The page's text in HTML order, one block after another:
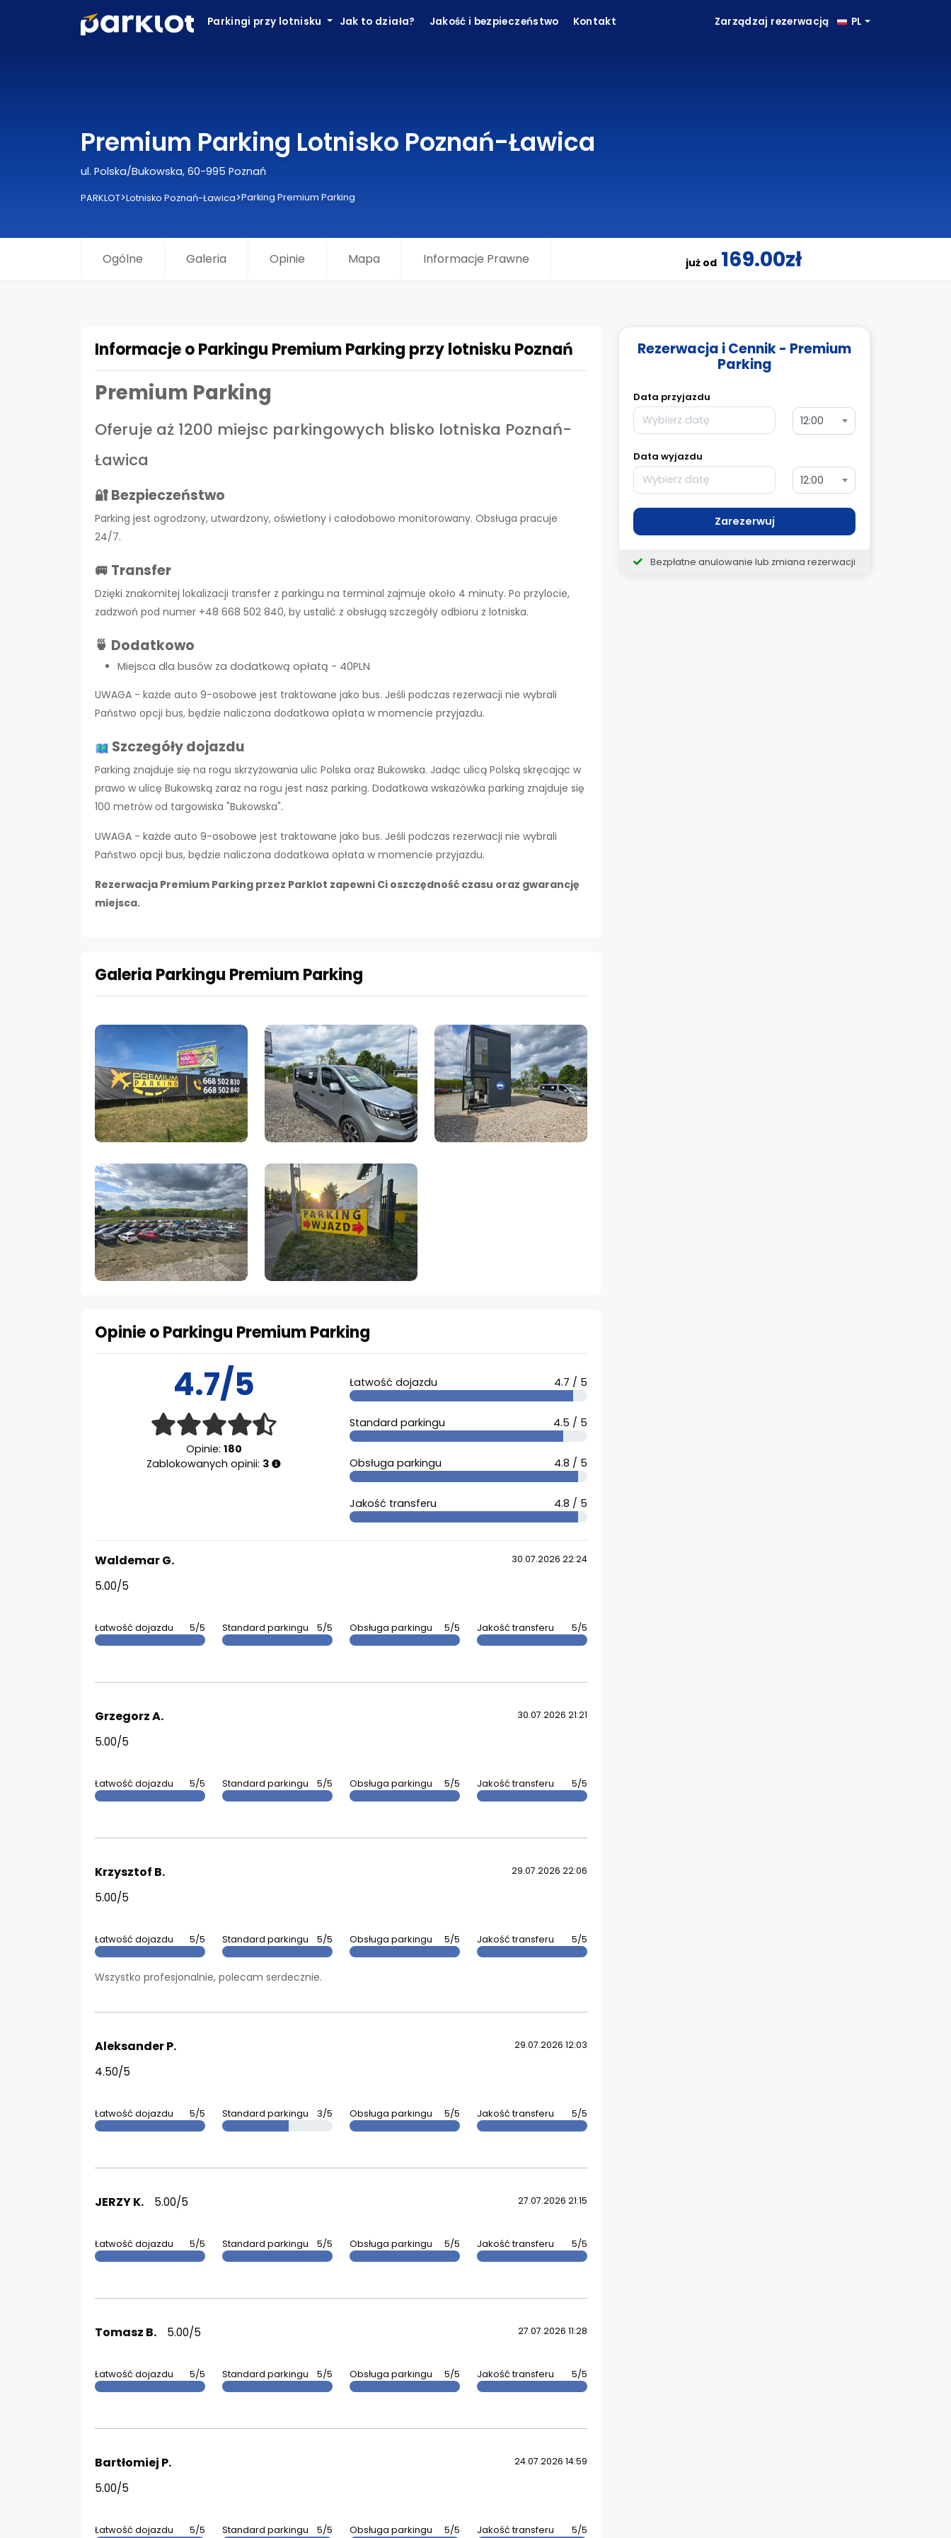
Parkingi przy lotnisku Jak to działa? Jakość i bezpieczeństwo Kontakt Zarządzaj rezerwacją PL
Premium Parking Lotnisko Poznań-Ławica
ul. Polska/Bukowska, 60-995 Poznań
PARKLOT>Lotnisko Poznań-Ławica>Parking Premium Parking
Ogólne Galeria Opinie Mapa Informacje Prawne już od 169.00zł
Informacje o Parkingu Premium Parking przy lotnisku Poznań
Premium Parking
Oferuje aż 1200 miejsc parkingowych blisko lotniska Poznań-
Ławica
🔐 Bezpieczeństwo
Parking jest ogrodzony, utwardzony, oświetlony i całodobowo monitorowany. Obsługa pracuje
24/7.
🚐 Transfer
Dzięki znakomitej lokalizacji transfer z parkingu na terminal zajmuje około 4 minuty. Po przylocie,
zadzwoń pod numer +48 668 502 840, by ustalić z obsługą szczegóły odbioru z lotniska.
🍵 Dodatkowo
Miejsca dla busów za dodatkową opłatą - 40PLN
UWAGA - każde auto 9-osobowe jest traktowane jako bus. Jeśli podczas rezerwacji nie wybrali
Państwo opcji bus, będzie naliczona dodatkowa opłata w momencie przyjazdu.
Szczegóły dojazdu
Parking znajduje się na rogu skrzyżowania ulic Polska oraz Bukowska. Jadąc ulicą Polską skręcając w
prawo w ulicę Bukowską zaraz na rogu jest nasz parking. Dodatkowa wskazówka parking znajduje się
100 metrów od targowiska "Bukowska".
UWAGA - każde auto 9-osobowe jest traktowane jako bus. Jeśli podczas rezerwacji nie wybrali
Państwo opcji bus, będzie naliczona dodatkowa opłata w momencie przyjazdu.
Rezerwacja Premium Parking przez Parklot zapewni Ci oszczędność czasu oraz gwarancję
miejsca.
Galeria Parkingu Premium Parking
Opinie o Parkingu Premium Parking
4.7/5
Opinie: 180
Zablokowanych opinii: 3
Łatwość dojazdu 4.7 / 5
Standard parkingu 4.5 / 5
Obsługa parkingu 4.8 / 5
Jakość transferu 4.8 / 5
Waldemar G.
5.00/5
30.07.2026 22:24
Łatwość dojazdu 5/5 Standard parkingu 5/5 Obsługa parkingu 5/5 Jakość transferu 5/5
Grzegorz A.
5.00/5
30.07.2026 21:21
Łatwość dojazdu 5/5 Standard parkingu 5/5 Obsługa parkingu 5/5 Jakość transferu 5/5
Krzysztof B.
5.00/5
29.07.2026 22:06
Łatwość dojazdu 5/5 Standard parkingu 5/5 Obsługa parkingu 5/5 Jakość transferu 5/5
Wszystko profesjonalnie, polecam serdecznie.
Aleksander P.
4.50/5
29.07.2026 12:03
Łatwość dojazdu 5/5 Standard parkingu 3/5 Obsługa parkingu 5/5 Jakość transferu 5/5
JERZY K. 5.00/5 27.07.2026 21:15
Łatwość dojazdu 5/5 Standard parkingu 5/5 Obsługa parkingu 5/5 Jakość transferu 5/5
Tomasz B. 5.00/5 27.07.2026 11:28
Łatwość dojazdu 5/5 Standard parkingu 5/5 Obsługa parkingu 5/5 Jakość transferu 5/5
Bartłomiej P.
5.00/5
24.07.2026 14:59
Łatwość dojazdu 5/5 Standard parkingu 5/5 Obsługa parkingu 5/5 Jakość transferu 5/5
Rezerwacja i Cennik - Premium
Parking
Data przyjazdu
12:00
Data wyjazdu
12:00
Zarezerwuj
Bezpłatne anulowanie lub zmiana rezerwacji